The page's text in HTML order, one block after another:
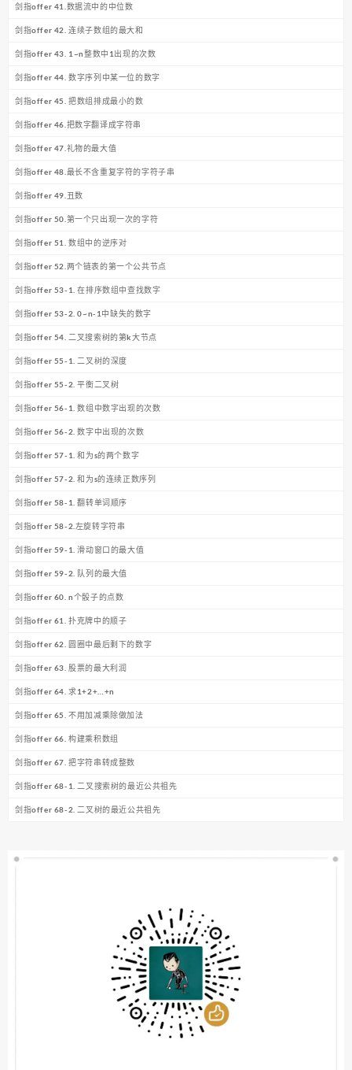
剑指offer 41.数据流中的中位数
剑指offer 42. 连续子数组的最大和
剑指offer 43. 1~n整数中1出现的次数
剑指offer 44. 数字序列中某一位的数字
剑指offer 45. 把数组排成最小的数
剑指offer 46.把数字翻译成字符串
剑指offer 47.礼物的最大值
剑指offer 48.最长不含重复字符的字符子串
剑指offer 49.丑数
剑指offer 50.第一个只出现一次的字符
剑指offer 51. 数组中的逆序对
剑指offer 52.两个链表的第一个公共节点
剑指offer 53-1. 在排序数组中查找数字
剑指offer 53-2. 0~n-1中缺失的数字
剑指offer 54. 二叉搜索树的第k大节点
剑指offer 55-1. 二叉树的深度
剑指offer 55-2. 平衡二叉树
剑指offer 56-1. 数组中数字出现的次数
剑指offer 56-2. 数字中出现的次数
剑指offer 57-1. 和为s的两个数字
剑指offer 57-2. 和为s的连续正数序列
剑指offer 58-1. 翻转单词顺序
剑指offer 58-2.左旋转字符串
剑指offer 59-1. 滑动窗口的最大值
剑指offer 59-2. 队列的最大值
剑指offer 60. n个骰子的点数
剑指offer 61. 扑克牌中的顺子
剑指offer 62. 圆圈中最后剩下的数字
剑指offer 63. 股票的最大利润
剑指offer 64. 求1+2+…+n
剑指offer 65. 不用加减乘除做加法
剑指offer 66. 构建乘积数组
剑指offer 67. 把字符串转成整数
剑指offer 68-1. 二叉搜索树的最近公共祖先
剑指offer 68-2. 二叉树的最近公共祖先